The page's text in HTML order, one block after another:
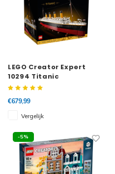
LEGO Creator Expert
10294 Titanic
€679,99
Vergelijk
-5%